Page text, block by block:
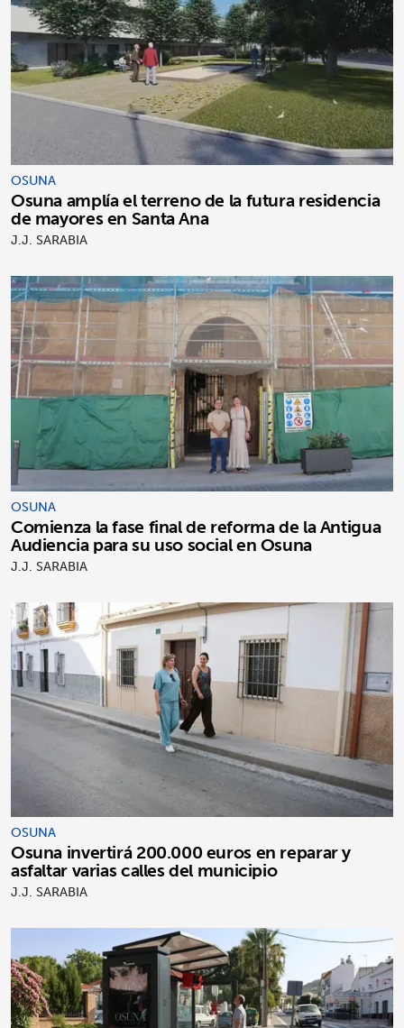
OSUNA
Osuna amplía el terreno de la futura residencia
de mayores en Santa Ana
J.J. SARABIA
OSUNA
Comienza la fase final de reforma de la Antigua
Audiencia para su uso social en Osuna
J.J. SARABIA
OSUNA
Osuna invertirá 200.000 euros en reparar y
asfaltar varias calles del municipio
J.J. SARABIA